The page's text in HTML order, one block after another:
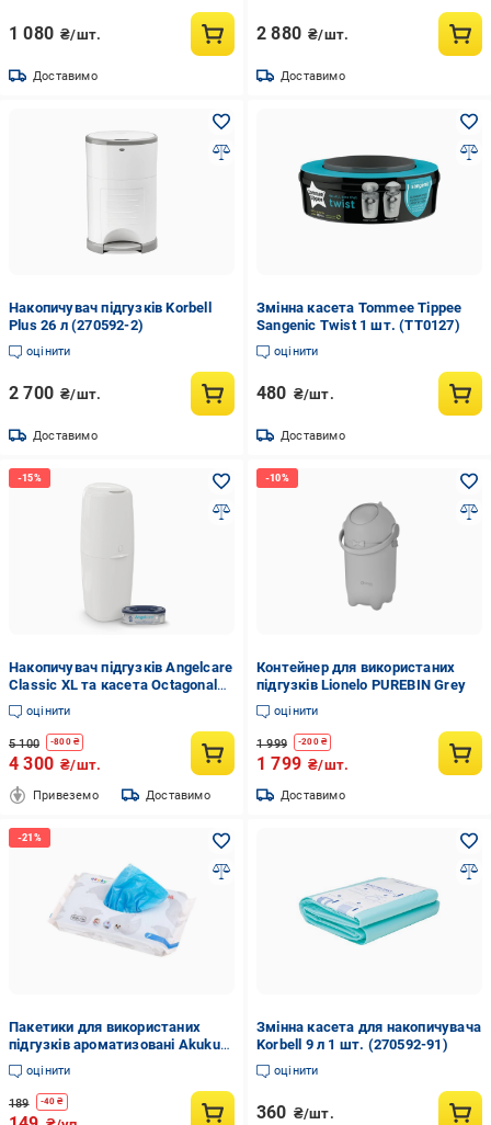
1 080 ₴/шт.
Доставимо
2 880 ₴/шт.
Доставимо
Накопичувач підгузків Korbell
Plus 26 л (270592-2)
оцінити
2 700 ₴/шт.
Доставимо
Змінна касета Tommee Tippee
Sangenic Twist 1 шт. (TT0127)
оцінити
480 ₴/шт.
Доставимо
Накопичувач підгузків Angelcare
Classic XL та касета Octagonal
до 210 підгузків (33864284)
оцінити
5 100 -800₴
4 300 ₴/шт.
Привеземо Доставимо
Контейнер для використаних
підгузків Lionelo PUREBIN Grey
оцінити
1 999 -200₴
1 799 ₴/шт.
Доставимо
Пакетики для використаних
підгузків ароматизовані Akuku
A0002
оцінити
189 -40 ₴
Змінна касета для накопичувача
Korbell 9 л 1 шт. (270592-91)
оцінити
360 ₴/шт.